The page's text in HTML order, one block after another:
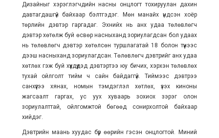
Дизайныг хэрэглэгчдийн насны онцлогт тохируулан дахин
давтагдашгүй байхаар бэлтгэдэг. Мөн манайх үндсэн хоёр
төрлийн дэвтэр гаргадаг. Эхнийх нь анх удаа төлөвлөгч
дэвтэр хөтөлж буй өсвөр насныханд зориулагдсан бол удаах
нь төлөвлөгч дэвтэр хөтөлсөн туршлагатай 18 болон түүнээс
дээш насныханд зориулагдсан. Төлөвлөгч дэвтрийг анх удаа
хөтлөх гэж буй хүүхдүүдэд дэвтэртээ юу бичих, хэрхэн төлөвлөх
тухай ойлголт тийм ч сайн байдаггүй. Тиймээс дэвтрээ
санхүүгээ хянах, номын тэмдэглэл хөтлөх, үзэх киноны
жагсаалт гаргах, ус уух хуваарь зохиох зэрэг олон
зориулалттай, ойлгомжтой бөгөөд сонирхолтой байхаар
хийдэг.
Дэвтрийн маань хуудас бүр өөрийн гэсэн онцлогтой. Миний